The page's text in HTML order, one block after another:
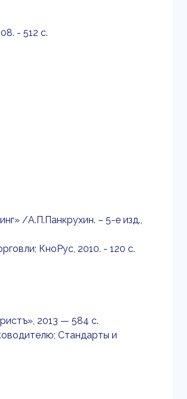
- 512 с.
/А.П.Панкрухин. – 5-е изд.,
КноРус, 2010. - 120 c.
2013 — 584 с.
Стандарты и